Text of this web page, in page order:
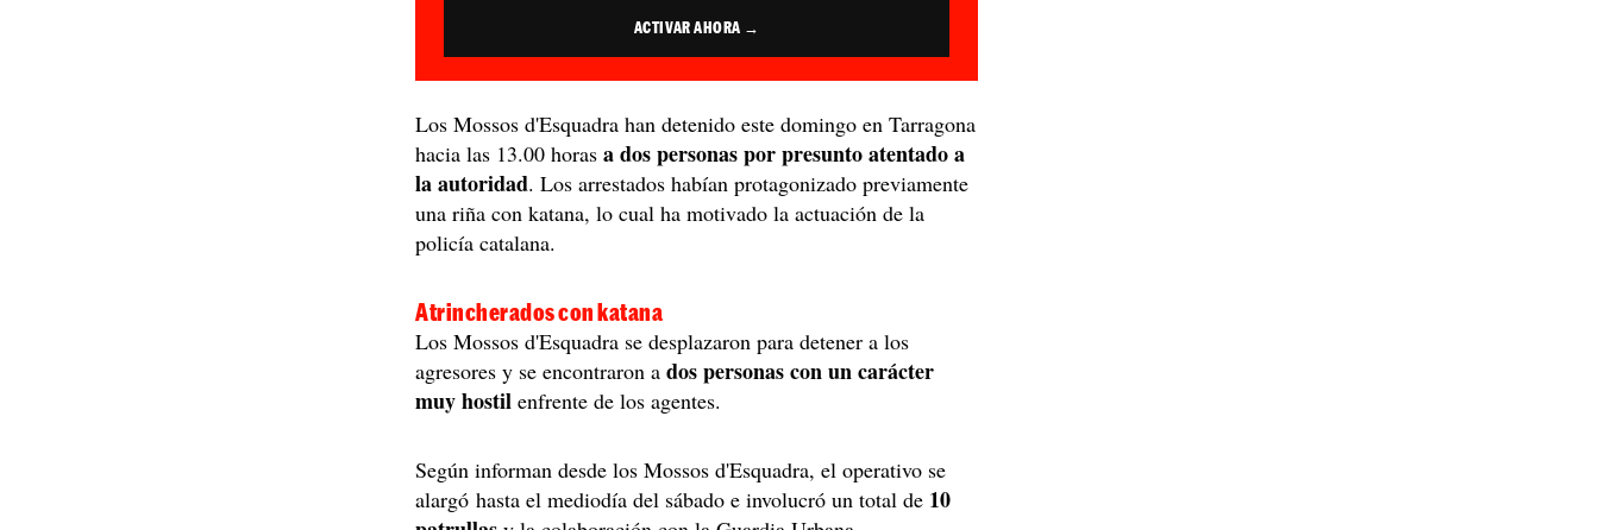
ACTIVAR AHORA →
Los Mossos d'Esquadra han detenido este domingo en Tarragona
hacia las 13.00 horasa dos personas por presunto atentado a
la autoridad. Los arrestados habían protagonizado previamente
una riña con katana, lo cual ha motivado la actuación de la
policía catalana.
Atrincherados con katana
Los Mossos d'Esquadra se desplazaron para detener a los
agresores y se encontraron ados personas con un carácter
muy hostil enfrente de los agentes.
Según informan desde los Mossos d'Esquadra, el operativo se
alargó hasta el mediodía del sábado e involucró un total de 10